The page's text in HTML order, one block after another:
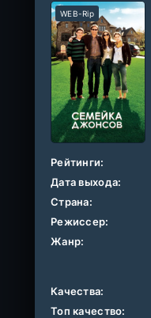
WEB-Rip
Рейтинги:
Дата выхода:
Страна:
Режиссер:
Жанр:
Качества:
Топ качество: